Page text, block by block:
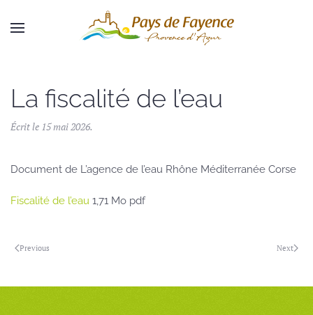
Skip to main content
La fiscalité de l’eau
Écrit le 15 mai 2026.
Document de L’agence de l’eau Rhône Méditerranée Corse
Fiscalité de l’eau 1,71 Mo pdf
Previous Next